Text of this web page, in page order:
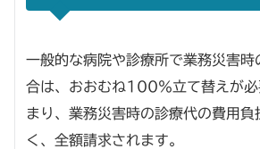
一般的な病院や診療所で業務災害時
合は、おおむね100％立て替えが必
まり、業務災害時の診療代の費用負
く、全額請求されます。